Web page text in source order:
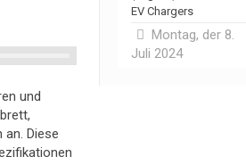
und
Diese
EV Chargers
Montag, der 8.
Juli 2024